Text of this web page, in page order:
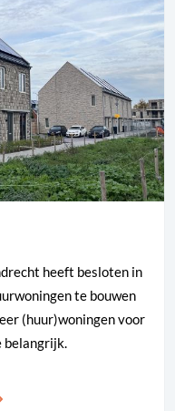
heeft besloten in
te bouwen
(huur)woningen voor
belangrijk.